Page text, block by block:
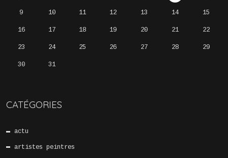
9 10 11 12 13 14 15
16 17 18 19 20 21 22
23 24 25 26 27 28 29
30 31
CATÉGORIES
actu
artistes peintres